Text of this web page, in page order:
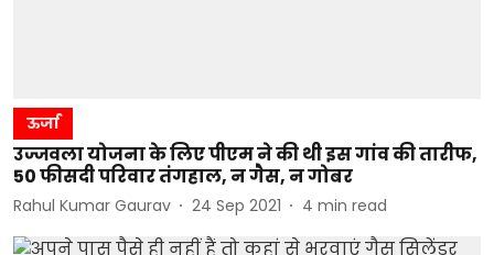
ऊर्जा
उज्जवला योजना के लिए पीएम ने की थी इस गांव की तारीफ,
50 फीसदी परिवार तंगहाल, न गैस, न गोबर
Rahul Kumar Gaurav 24 Sep 2021 4 min read